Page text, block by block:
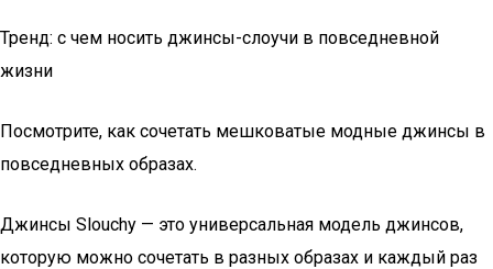
Тренд: с чем носить джинсы-слоучи в повседневной
жизни
Посмотрите, как сочетать мешковатые модные джинсы в
повседневных образах.
Джинсы Slouchy — это универсальная модель джинсов,
которую можно сочетать в разных образах и каждый раз